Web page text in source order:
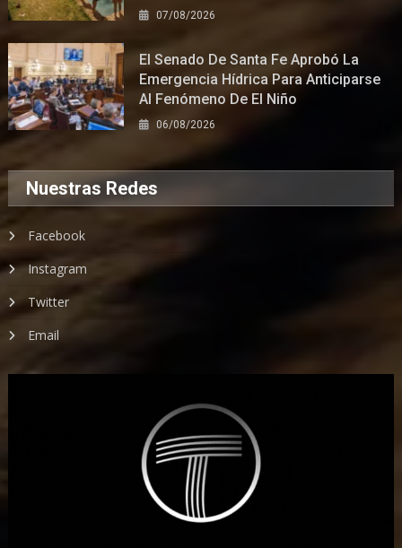
07/08/2026
El Senado De Santa Fe Aprobó La
Emergencia Hídrica Para Anticiparse
Al Fenómeno De El Niño
06/08/2026
Nuestras Redes
Facebook
Instagram
Twitter
Email